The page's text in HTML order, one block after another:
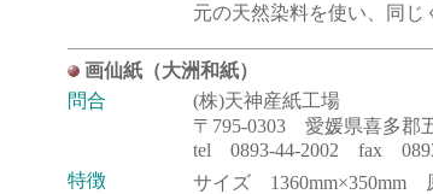
元の天然染料を使い、同じ
画仙紙（大洲和紙）
問合
(株)天神産紙工場
〒795-0303 愛媛県喜多郡
tel 0893-44-2002 fax
特徴
サイズ 1360mm×350mm